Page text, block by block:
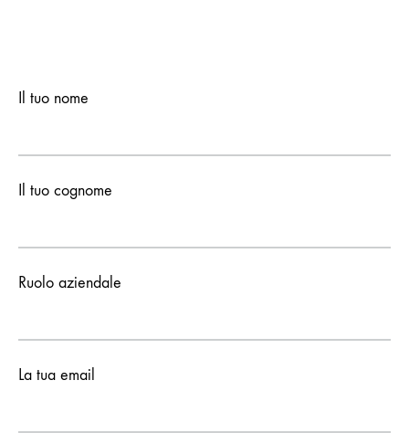
Il tuo nome
Il tuo cognome
Ruolo aziendale
La tua email